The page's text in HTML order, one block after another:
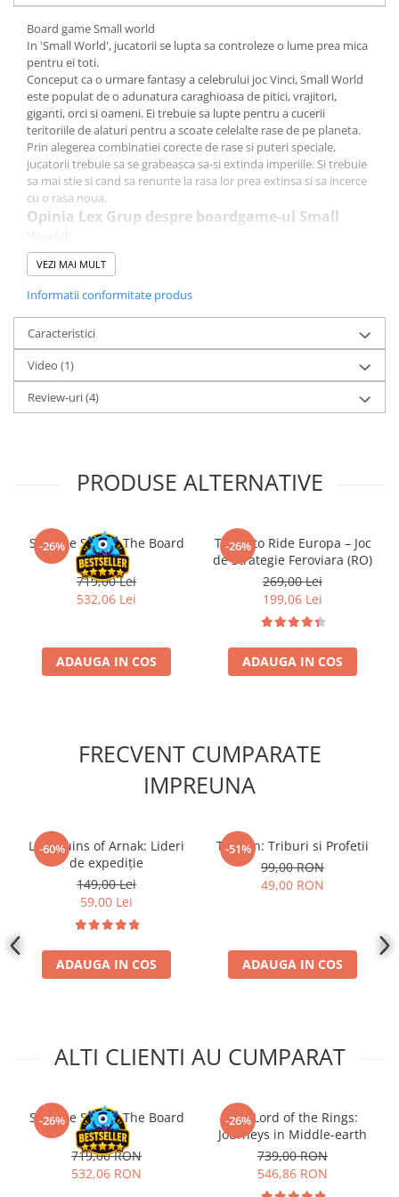
LEGO Wicked
Lampi si brelocuri cu LED
Lenjerii de pat si textile
Recipiente alimentare
Seturi emblematice
Lego Editions
Lego Pokemon
Lego Friends
Board game Small world
In 'Small World', jucatorii se lupta sa controleze o lume prea mica
pentru ei toti.
Conceput ca o urmare fantasy a celebrului joc Vinci, Small World
este populat de o adunatura caraghioasa de pitici, vrajitori,
giganti, orci si oameni. Ei trebuie sa lupte pentru a cucerii
teritoriile de alaturi pentru a scoate celelalte rase de pe planeta.
Prin alegerea combinatiei corecte de rase si puteri speciale,
jucatorii trebuie sa se grabeasca sa-si extinda imperiile. Si trebuie
sa mai stie si cand sa renunte la rasa lor prea extinsa si sa incerce
cu o rasa noua.
Opinia Lex Grup despre boardgame-ul Small
Un joc destul de fun care merge destul de bine si in 2. Fiecare isi
alege rase cu puteri speciale (sunt combinatii "deadly":) ) si dupa
incepe sa cucereasca teritorii de pe harta ca la sfarsitul turei sa
stranga monezi care sunt si puncte de victorie. Regulile se invata
in cateva minute. Recomand pentru cei ce sunt incepatori in
domeniu.
VEZI MAI MULT
Informatii conformitate produs
Caracteristici
Video (1)
Review-uri(4)
PRODUSE ALTERNATIVE
-26%
Slay the Spire - The Board
Game
719,00 Lei
532,06 Lei
ADAUGA IN COS
-26%
Ticket to Ride Europa – Joc
de Strategie Feroviara (RO)
269,00 Lei
199,06 Lei
ADAUGA IN COS
FRECVENT CUMPARATE
IMPREUNA
-60%
Lost Ruins of Arnak: Lideri
de expediție
149,00 Lei
59,00 Lei
ADAUGA IN COS
-51%
Tzolk'in: Triburi si Profetii
99,00 RON
49,00 RON
ADAUGA IN COS
ALTI CLIENTI AU CUMPARAT
-26%
Slay the Spire - The Board
Game
719,00 RON
532,06 RON
-26%
The Lord of the Rings:
Journeys in Middle-earth
739,00 RON
546,86 RON